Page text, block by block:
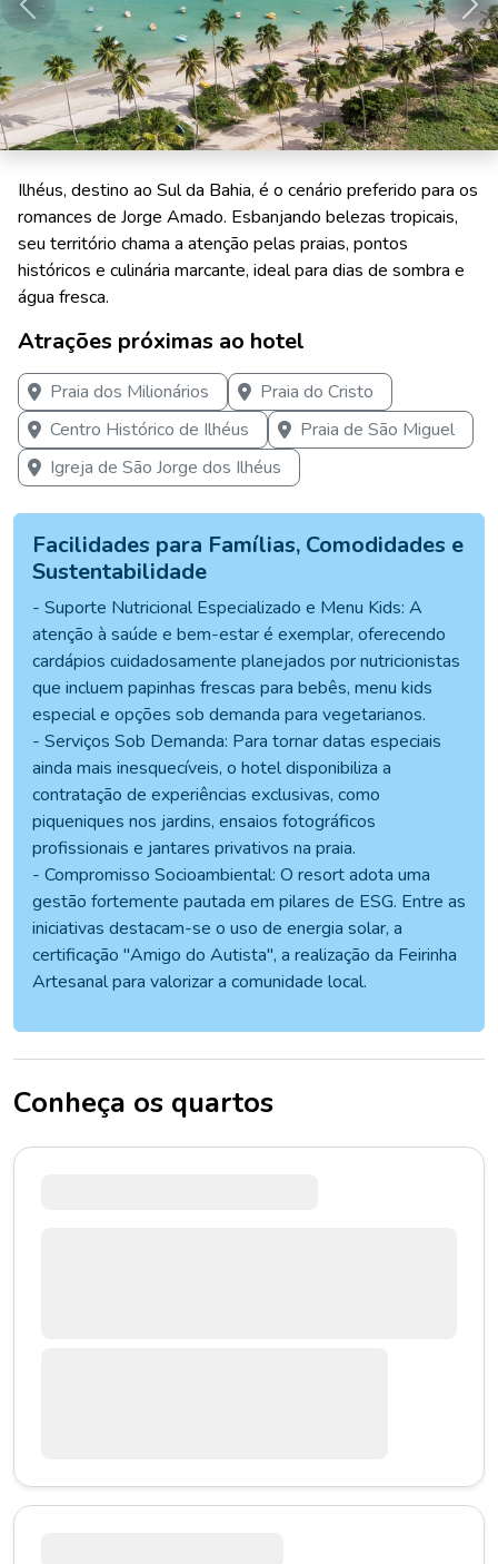
Anterior
Ilhéus, destino ao Sul da Bahia, é o cenário preferido para os
romances de Jorge Amado. Esbanjando belezas tropicais,
seu território chama a atenção pelas praias, pontos
históricos e culinária marcante, ideal para dias de sombra e
água fresca.
Atrações próximas ao hotel
Praia dos Milionários
Praia do Cristo
Centro Histórico de Ilhéus
Praia de São Miguel
Igreja de São Jorge dos Ilhéus
Facilidades para Famílias, Comodidades e
Sustentabilidade
- Suporte Nutricional Especializado e Menu Kids: A
atenção à saúde e bem-estar é exemplar, oferecendo
cardápios cuidadosamente planejados por nutricionistas
que incluem papinhas frescas para bebês, menu kids
especial e opções sob demanda para vegetarianos.
- Serviços Sob Demanda: Para tornar datas especiais
ainda mais inesquecíveis, o hotel disponibiliza a
contratação de experiências exclusivas, como
piqueniques nos jardins, ensaios fotográficos
profissionais e jantares privativos na praia.
- Compromisso Socioambiental: O resort adota uma
gestão fortemente pautada em pilares de ESG. Entre as
iniciativas destacam-se o uso de energia solar, a
certificação "Amigo do Autista", a realização da Feirinha
Artesanal para valorizar a comunidade local.
Conheça os quartos